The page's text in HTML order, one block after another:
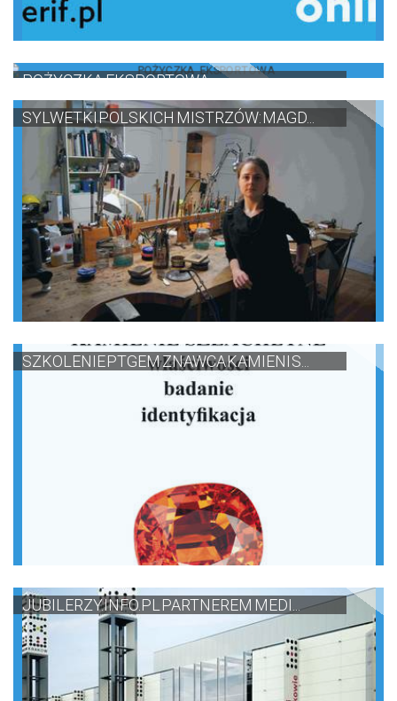
POŻYCZKA EKSPORTOWA
SYLWETKI POLSKICH MISTRZÓW: MAGD...
SZKOLENIE PTGEM ZNAWCA KAMIENI S...
JUBILERZY.INFO.PL PARTNEREM MEDI...